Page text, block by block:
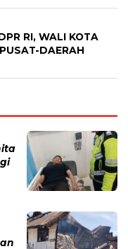
RI, WALI KOTA
DAERAH